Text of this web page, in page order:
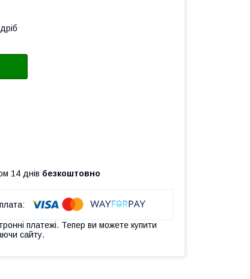
14 днів безкоштовно
платежі. Тепер ви можете купити
сайту.